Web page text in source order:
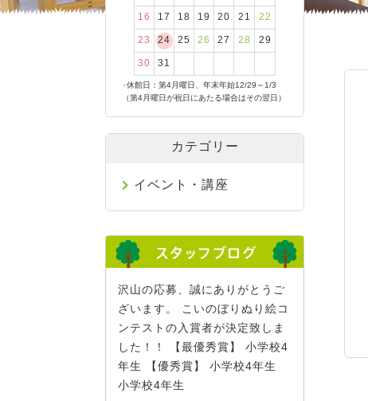
16 17 18 19 20 21 22
23 24 25 26 27 28 29
30 31
●休館日：第4月曜日、年末年始12/29～1/3
（第4月曜日が祝日にあたる場合はその翌日）
カテゴリー
イベント・講座
沢山の応募、誠にありがとうご
ざいます。 こいのぼりぬり絵コ
ンテストの入賞者が決定致しま
した！！ 【最優秀賞】 小学校4
年生 【優秀賞】 小学校4年生
小学校4年生